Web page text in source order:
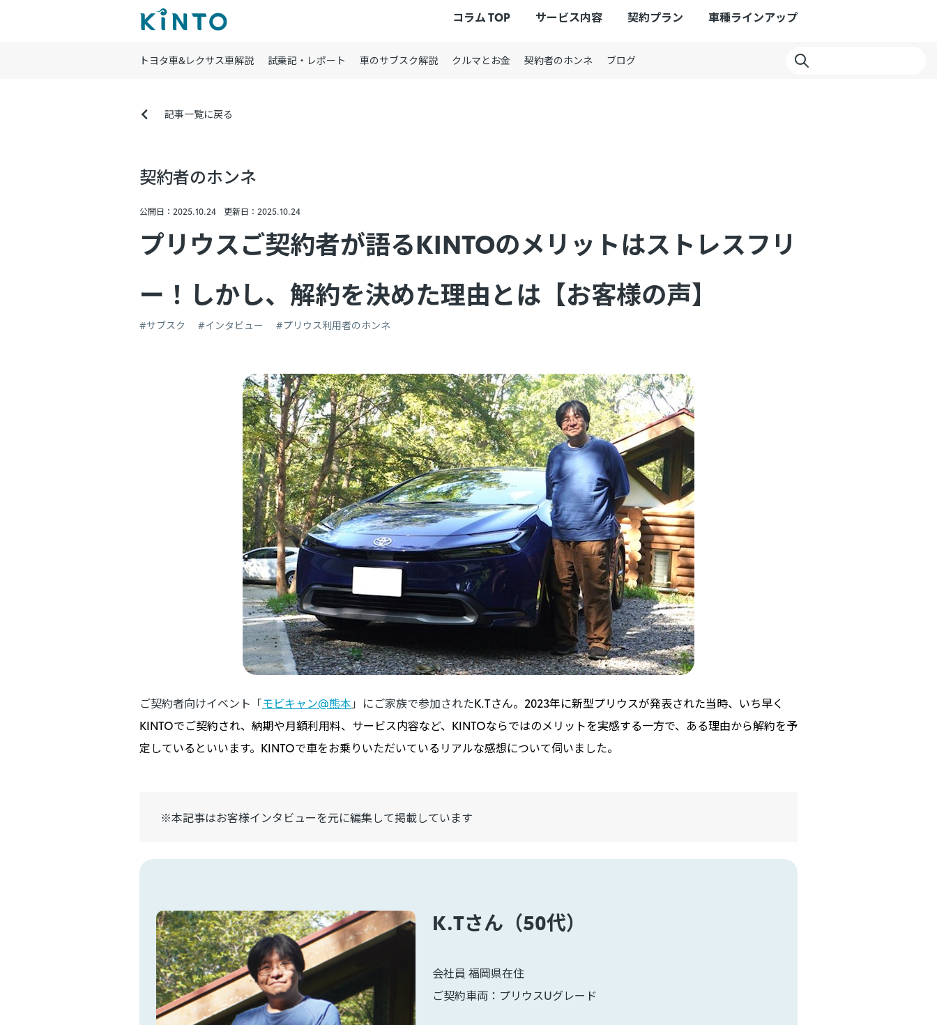
コラム TOP サービス内容 契約プラン 車種ラインアップ
トヨタ車&レクサス車解説 試乗記・レポート 車のサブスク解説 クルマとお金 契約者のホンネ ブログ
記事一覧に戻る
契約者のホンネ
公開日：2025.10.24 更新日：2025.10.24
プリウスご契約者が語るKINTOのメリットはストレスフリ
ー！しかし、解約を決めた理由とは【お客様の声】
#サブスク #インタビュー #プリウス利用者のホンネ
ご契約者向けイベント「モビキャン@熊本 」にご家族で参加されたK.Tさん。2023年に新型プリウスが発表された当時、いち早く
KINTOでご契約され、納期や月額利用料、サービス内容など、KINTOならではのメリットを実感する一方で、ある理由から解約を予
定しているといいます。KINTOで車をお乗りいただいているリアルな感想について伺いました。
※本記事はお客様インタビューを元に編集して掲載しています
K.Tさん（50代）
会社員 福岡県在住
ご契約車両：プリウスUグレード